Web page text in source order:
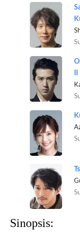
Sinopsis: